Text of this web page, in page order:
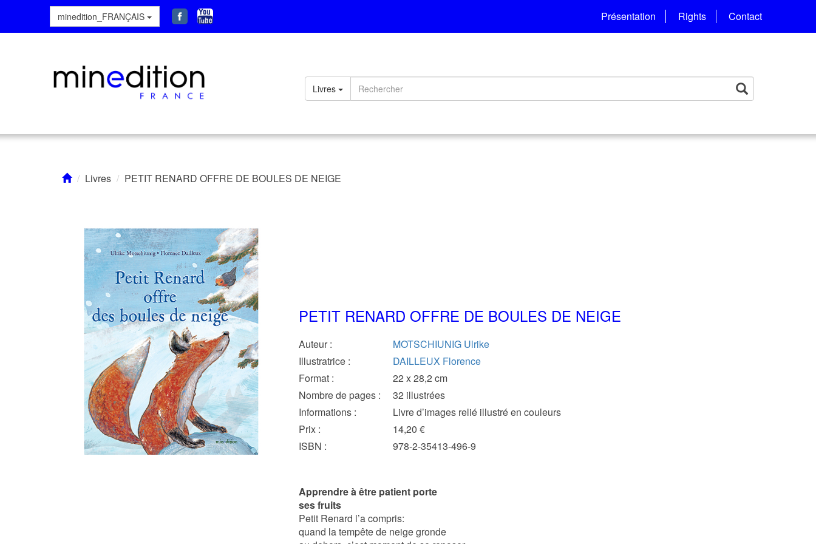
minedition_FRANÇAIS Présentation Rights Contact
Livres
Livres PETIT RENARD OFFRE DE BOULES DE NEIGE
PETIT RENARD OFFRE DE BOULES DE NEIGE
Auteur :
MOTSCHIUNIG Ulrike
Illustratrice :
DAILLEUX Florence
Format :
22 x 28,2 cm
Nombre de pages :
32 illustrées
Informations :
Livre d’images relié illustré en couleurs
Prix :
14,20 €
ISBN : 978-2-35413-496-9
Apprendre à être patient porte
ses fruits
Petit Renard l’a compris:
quand la tempête de neige gronde